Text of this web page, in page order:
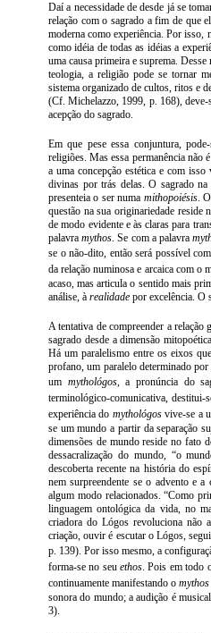
Daí a necessidadededesde jáse
relação como sagradoafim de que
moderna como experiência. Por isso,
como idéia de todas as idéiasa
umacausa primeira esuprema. Desse
teologia, a religião pode se tornar
sistema organizado de cultos, ritos e
(Cf. Michelazzo, 1999, p. 168), deve-
acepção do sagrado.
Em que pese essa conjuntura,
religiões. Mas essa permanência não
a uma concepção estética e com
divinas por trás delas. O sagrado
presenteia o ser numa mithopoiésis.
questão nasua originariedade reside
demodo evidentee àsclaras para
palavra mythos. Se comapalavra
se o não-dito, entãoserá possível
darelação numinosa e arcaica como
acaso,mas articula o sentido mais
análise, à realidade por excelência. O
A tentativa de compreender arelação
sagrado desde a dimensão
Há um paralelismo entre os eixos que
profano,um paralelo determinado por
um mythológos, a pronúnciado
terminológico-comunicativa, destitui-
experiência do mythológosvive-se a
se um mundo a partir da separação
dimensões de mundoreside no fato
dessacralização do mundo, “o
descoberta recente na históriado
nem surpreendente se o adventoe a
algum modorelacionados. “Como
linguagemontológica da vida, no
criadora do Lógos revoluciona não
criação,ouvir é escutaro Lógos,
p. 139). Por isso mesmo, a
forma-se no seuethos.Pois em todo
continuamente manifestando omythos
sonora do mundo; a audição é
3).